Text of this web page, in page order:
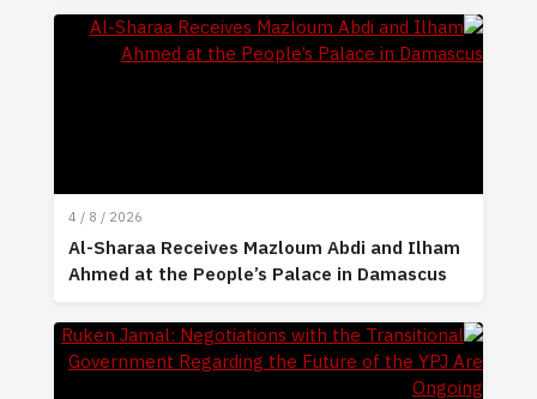
4 / 8 / 2026
Al-Sharaa Receives Mazloum Abdi and Ilham
Ahmed at the People’s Palace in Damascus